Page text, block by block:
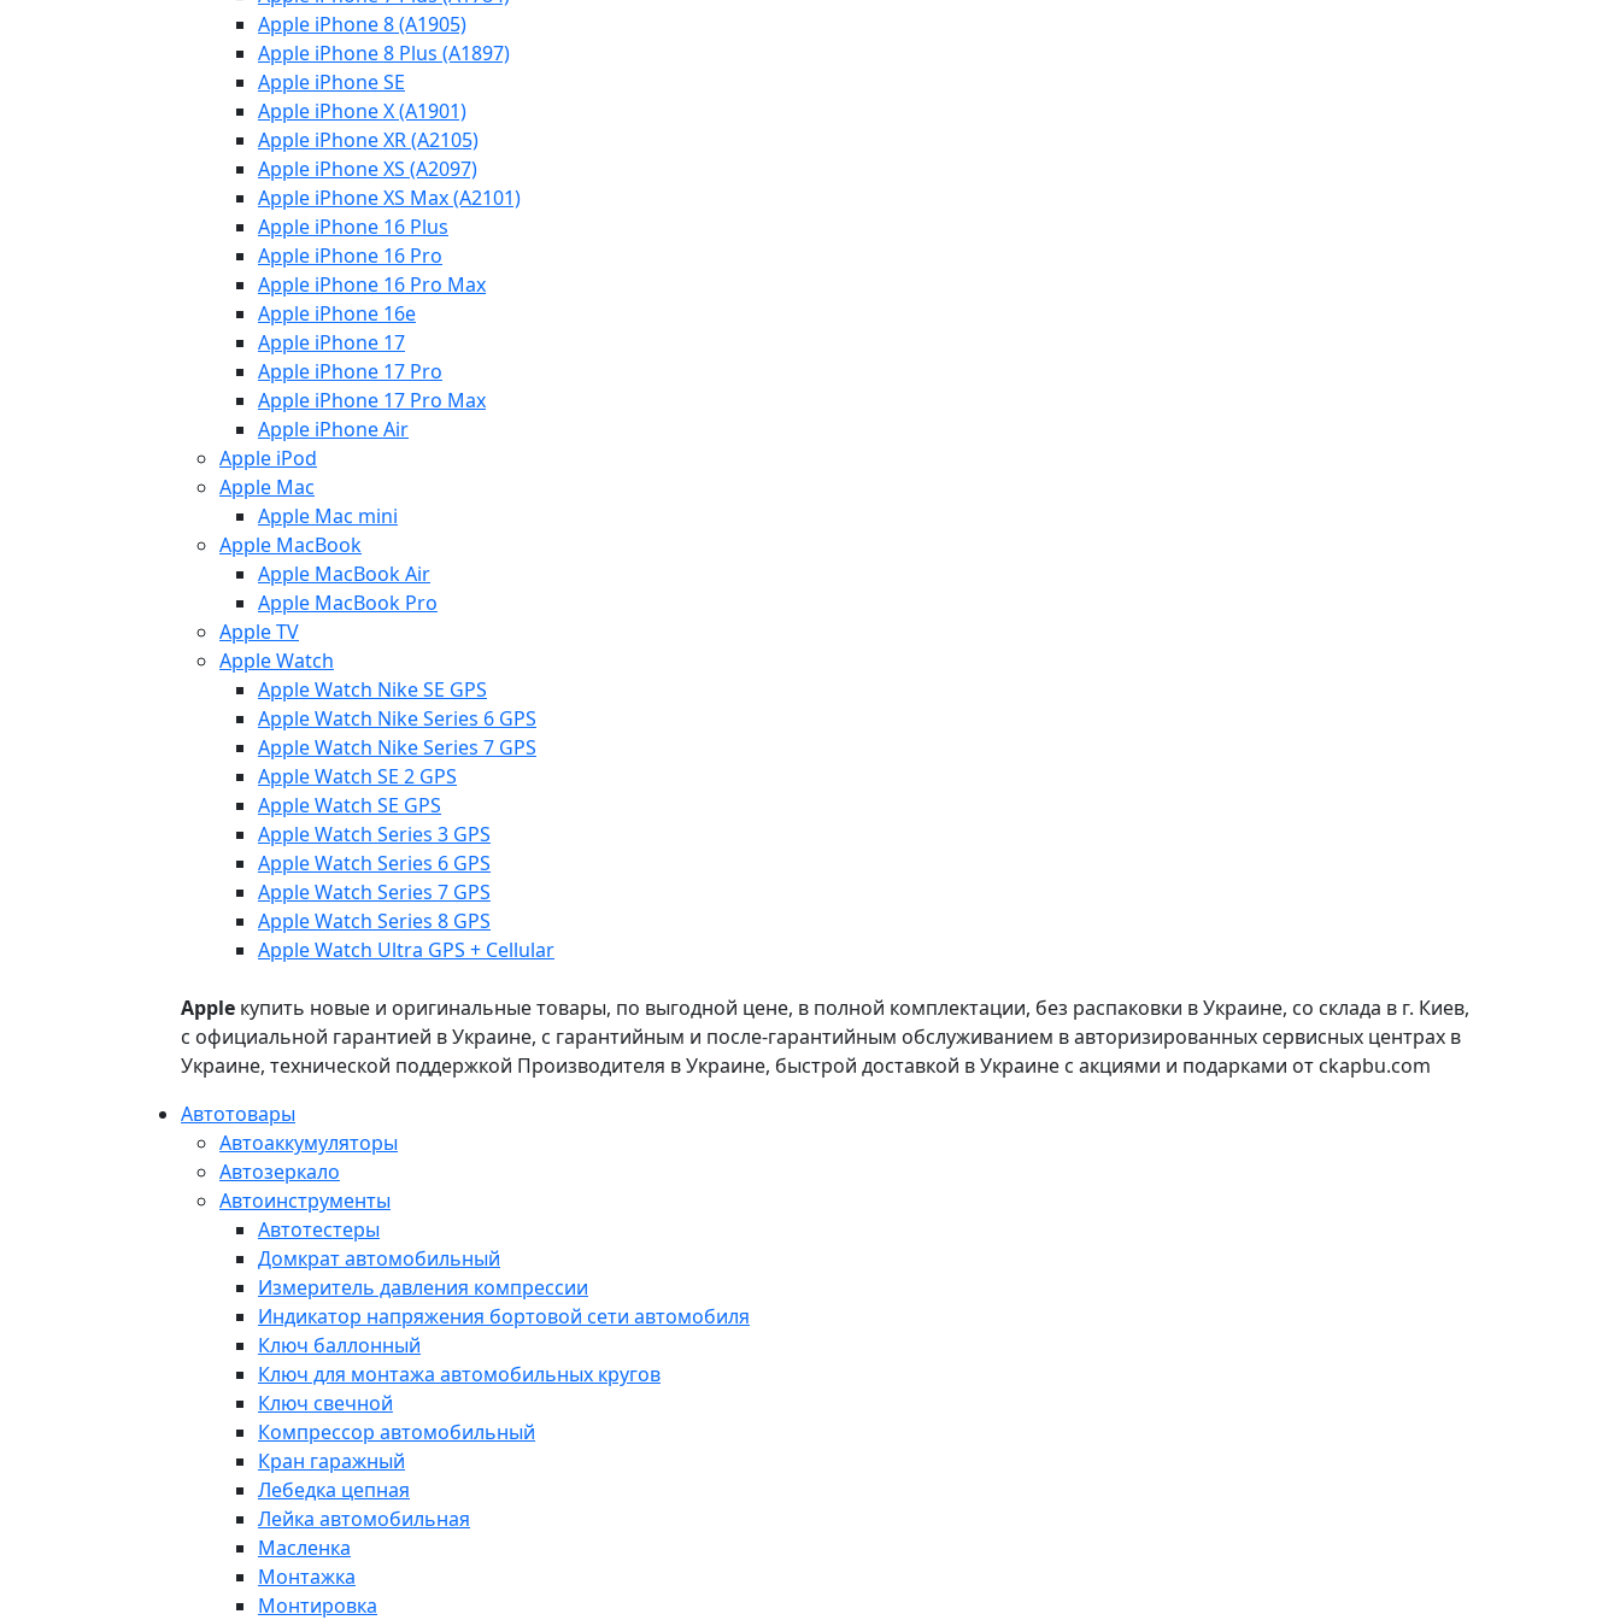
Apple iPhone 8 (A1905)
Apple iPhone 8 Plus (A1897)
Apple iPhone SE
Apple iPhone X (A1901)
Apple iPhone XR (A2105)
Apple iPhone XS (A2097)
Apple iPhone XS Max (A2101)
Apple iPhone 16 Plus
Apple iPhone 16 Pro
Apple iPhone 16 Pro Max
Apple iPhone 16e
Apple iPhone 17
Apple iPhone 17 Pro
Apple iPhone 17 Pro Max
Apple iPhone Air
Apple iPod
Apple Mac
Apple Mac mini
Apple MacBook
Apple MacBook Air
Apple MacBook Pro
Apple TV
Apple Watch
Apple Watch Nike SE GPS
Apple Watch Nike Series 6 GPS
Apple Watch Nike Series 7 GPS
Apple Watch SE 2 GPS
Apple Watch SE GPS
Apple Watch Series 3 GPS
Apple Watch Series 6 GPS
Apple Watch Series 7 GPS
Apple Watch Series 8 GPS
Apple Watch Ultra GPS + Cellular
Apple купить новые и оригинальные товары, по выгодной цене, в полной комплектации, без распаковки в Украине, со склада в г. Киев,
с официальной гарантией в Украине, с гарантийным и после-гарантийным обслуживанием в авторизированных сервисных центрах в
Украине, технической поддержкой Производителя в Украине, быстрой доставкой в Украине с акциями и подарками от ckapbu.com
Автотовары
Автоаккумуляторы
Автозеркало
Автоинструменты
Автотестеры
Домкрат автомобильный
Измеритель давления компрессии
Индикатор напряжения бортовой сети автомобиля
Ключ баллонный
Ключ для монтажа автомобильных кругов
Ключ свечной
Компрессор автомобильный
Кран гаражный
Лебедка цепная
Лейка автомобильная
Масленка
Монтажка
Монтировка